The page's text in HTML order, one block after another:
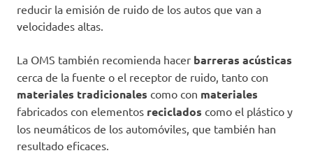
reducir la emisión de ruido de los autos que van a
velocidades altas.
La OMS también recomienda hacer barreras acústicas
cerca de la fuente o el receptor de ruido, tanto con
materiales tradicionales como con materiales
fabricados con elementos reciclados como el plástico y
los neumáticos de los automóviles, que también han
resultado eficaces.